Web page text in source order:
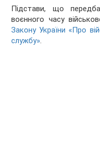
Підстави, що
воєнного часу
Закону України «Про
службу».